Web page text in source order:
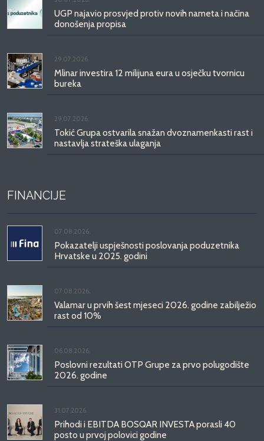
UGP najavio prosvjed protiv novih nameta i načina
donošenja propisa
29.07.2026.
Mlinar investira 12 milijuna eura u osječku tvornicu
bureka
29.07.2026.
Tokić Grupa ostvarila snažan dvoznamenkasti rast i
nastavlja strateška ulaganja
FINANCIJE
07.08.2026.
Pokazatelji uspješnosti poslovanja poduzetnika
Hrvatske u 2025. godini
07.08.2026.
Valamar u prvih šest mjeseci 2026. godine zabilježio
rast od 10%
06.08.2026.
Poslovni rezultati OTP Grupe za prvo polugodište
2026. godine
31.07.2026.
Prihodi i EBITDA BOSQAR INVESTA porasli 40
posto u prvoj polovici godine